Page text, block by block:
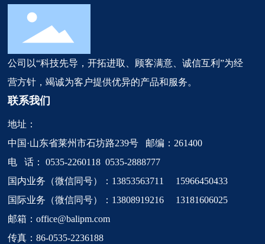
公司以“科技先导，开拓进取、顾客满意、诚信互利”为经
营方针，竭诚为客户提供优异的产品和服务。
联系我们
地址：
中国·山东省莱州市石坊路239号 邮编：261400
电 话：0535-2260118 0535-2888777
国内业务（微信同号）：13853563711 15966450433
国际业务（微信同号）：13808919216 13181606025
邮箱：office@balipm.com
传真：86-0535-2236188